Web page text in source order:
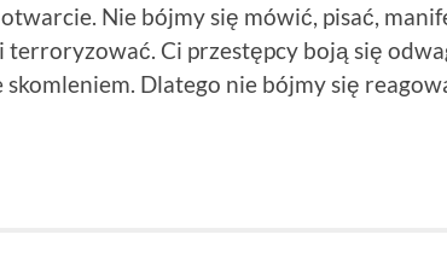
Nie bójmy się mówić, pisać,
terroryzować. Ci przestępcy boją się
Dlatego nie bójmy się